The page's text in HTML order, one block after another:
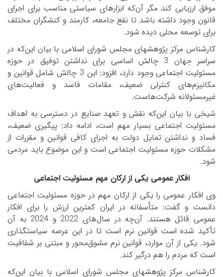
موفق ارزیابی کند مگر آن‌که ابزارهای سیاستی مناسب برای اجرای
قانون وجود داشته باشد تا نفع جامعه، کارمند و کنشگران مختلف
برای توسعه محلی دیده شود.
کارشناس مرکز پژوهش­های مجلس شورای اسلامی با بیان این‌که در
سراسر جهان 3 چالش اساسی برای نداشتن توفیق در حوزه
مسئولیت اجتماعی وجود دارد، افزود: این 3 چالش شامل قوانین و
مکانیزم‌های کنترلی ضعیف، مقامات فاسد و فعالیت‌های
غیرمسئولانه شرکت‌هاست.
شیخی با بیان این‌که نقش و تعهد صنایع در دسترسی به اهداف
مسئولیت اجتماعی بسیار مهم است، ادامه داد: پیگیری ضعیف،
فساد و نداشتن تمایل دولت به اجرای کافی قوانین و مقررات از
مشکلات حوزه مسئولیت اجتماعی است و این موضوع باید مردمی
شود.
افکار عمومی یکی از ارکان مهم مسئولیت اجتماعی
وی افکار عمومی را یکی از ارکان مهم در حوزه مسئولیت اجتماعی
دانست و گفت: متأسفانه در ایران کمترین ارزش را برای افکار
عمومی قائل هستند. آن‌چه در سال‌های 2022 و 2024 به آن
تأکید شده است قوانین نرم است تا در این عرصه سیاستگذاری
شود. یکی از آن موارد، قوانین نرم مشوق‌محور و مبتنی بر شفافیت
است که مردم را هم درگیر کند.
کارشناس مرکز پژوهش­های مجلس شورای اسلامی با بیان این‌که